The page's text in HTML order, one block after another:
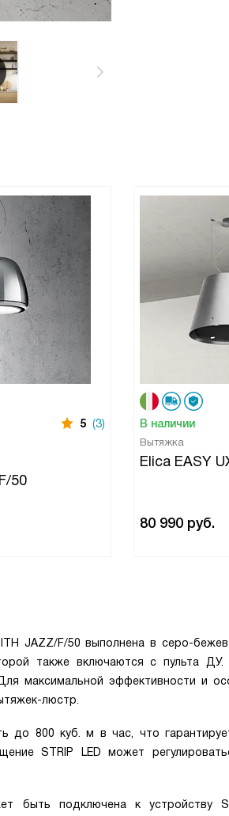
5 (3)
50
В наличии
Вытяжка
Elica EASY
80 990 руб.
JAZZ/F/50 выполнена в серо-
также включаются с пульта
максимальной эффективности и
люстр.
до 800 куб. м в час, что
STRIP LED может
быть подключена к устройству